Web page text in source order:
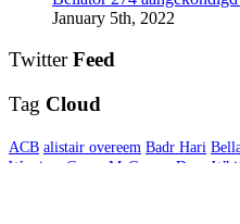
January 5th, 2022
TwitterFeed
Tag Cloud
ACB alistair overeem Badr Hari
Warriors
Conor McGregor Dana White